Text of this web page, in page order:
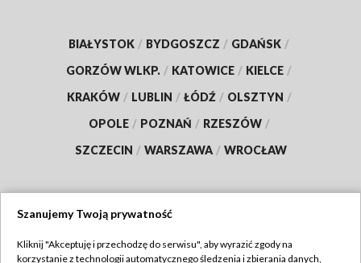
BIAŁYSTOK / BYDGOSZCZ / GDAŃSK /
GORZÓW WLKP. / KATOWICE / KIELCE /
KRAKÓW / LUBLIN / ŁÓDŹ / OLSZTYN /
OPOLE / POZNAŃ / RZESZÓW /
SZCZECIN / WARSZAWA / WROCŁAW
Szanujemy Twoją prywatność
Kliknij "Akceptuję i przechodzę do serwisu", aby wyrazić zgody na
korzystanie z technologii automatycznego śledzenia i zbierania danych,